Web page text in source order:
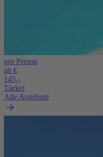
pro Person
ab €
145,-
Türkei
Alle Angebote